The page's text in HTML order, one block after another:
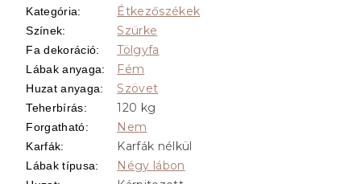
Kategória: Étkezőszékek
Színek: Szürke
Fa dekoráció: Tölgyfa
Lábak anyaga: Fém
Huzat anyaga: Szövet
Teherbírás: 120 kg
Forgatható: Nem
Karfák: Karfák nélkül
Lábak típusa: Négy lábon